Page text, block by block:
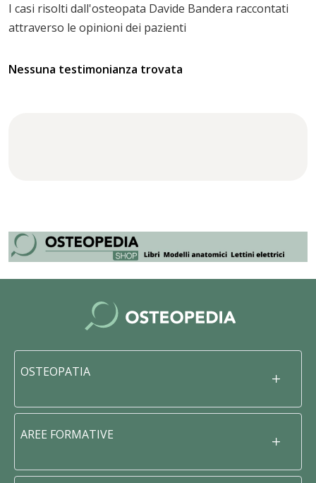
I casi risolti dall'osteopata Davide Bandera raccontati
attraverso le opinioni dei pazienti
Nessuna testimonianza trovata
OSTEOPATIA
AREE FORMATIVE